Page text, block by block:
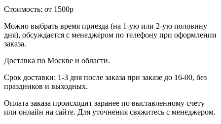
Стоимость: от 1500р
Можно выбрать время приезда (на 1-ую или 2-ую половину
дня), обсуждается с менеджером по телефону при оформлении
заказа.
Доставка по Москве и области.
Срок доставки: 1-3 дня после заказа при заказе до 16-00, без
праздников и выходных.
Оплата заказа происходит заранее по выставленному счету
или онлайн на сайте. Для уточнения свяжитесь с менеджером.